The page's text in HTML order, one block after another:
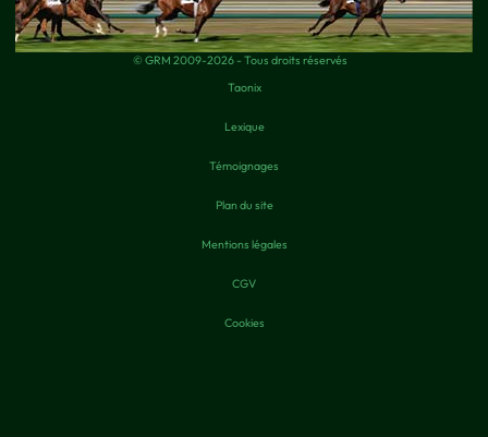
© GRM 2009-2026 - Tous droits réservés
Taonix
Lexique
Témoignages
Plan du site
Mentions légales
CGV
Cookies